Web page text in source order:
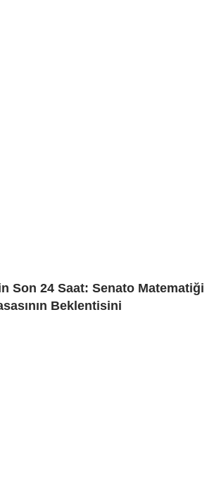
Son 24 Saat: Senato Matematiği
Beklentisini